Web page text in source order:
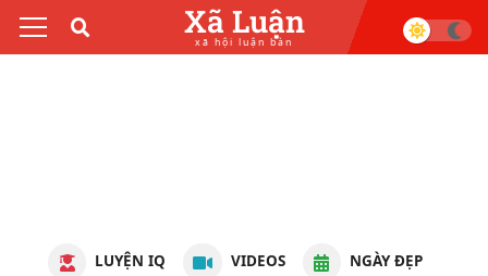
Xã Luận
xã hội luận bàn
LUYỆN IQ VIDEOS NGÀY ĐẸP